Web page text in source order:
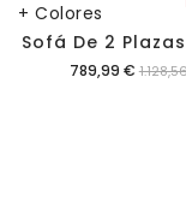
+ Colores
Precio
789,99 €